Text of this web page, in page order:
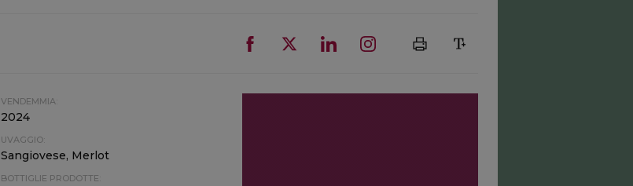
VENDEMMIA:
2024
UVAGGIO:
Sangiovese, Merlot
BOTTIGLIE PRODOTTE: